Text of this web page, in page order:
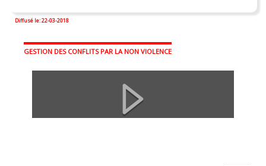
Diffusé le: 22-03-2018
GESTION DES CONFLITS PAR LA NON VIOLENCE